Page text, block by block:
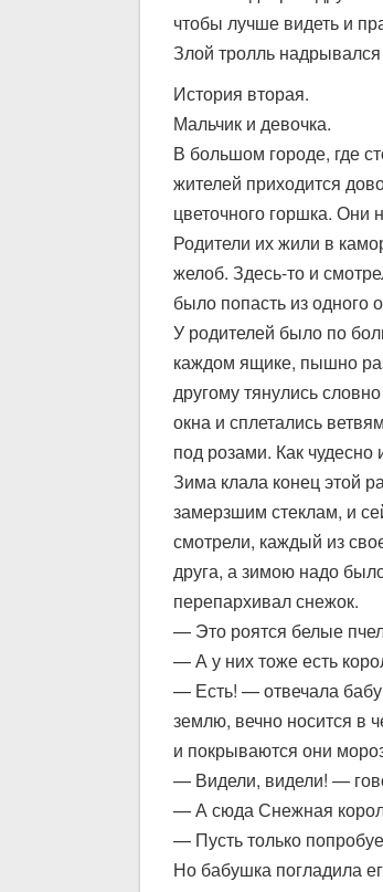
чтобы лучше видеть и
Злой тролль
История вторая.
Мальчик и девочка.
В большом городе, где
жителей приходится
цветочного горшка. Они
Родители их жили в
желоб. Здесь-то и
было попасть из одного
У родителей было по
каждом ящике, пышно
другому тянулись
окна и сплетались
под розами. Как чудесно
Зима клала конец этой
замерзшим стеклам, и
смотрели, каждый из
друга, а зимою надо
перепархивал снежок.
— Это роятся белые
— А у них тоже есть
— Есть! — отвечала
землю, вечно носится в
и покрываются они
— Видели, видели! —
— А сюда Снежная
— Пусть только
Но бабушка погладила